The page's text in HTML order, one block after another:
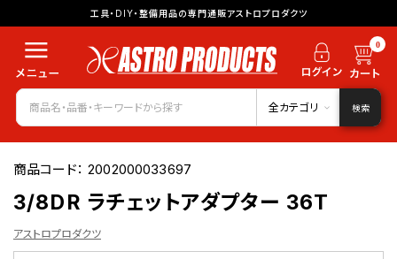
工具・DIY・整備用品の専門通販アストロプロダクツ
0
全カテゴリ 検索
商品コード：2002000033697
3/8DR ラチェットアダプター 36T
アストロプロダクツ